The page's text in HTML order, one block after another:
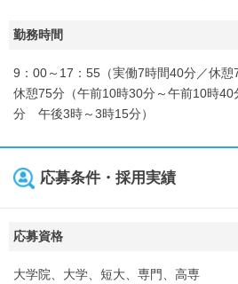
勤務時間
9：00～17：55（実働7時間40分／休憩
休憩75分（午前10時30分～午前10時
分 午後3時～3時15分）
応募条件・採用実績
応募資格
大学院、大学、短大、専門、高専